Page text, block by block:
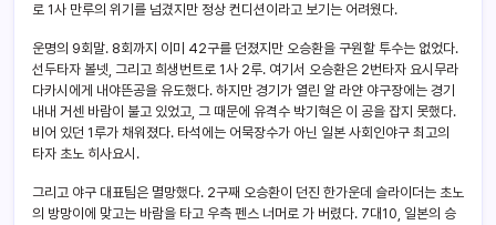
로 1사 만루의 위기를 넘겼지만 정상 컨디션이라고 보기는 어려웠다.
운명의 9회말. 8회까지 이미 42구를 던졌지만 오승환을 구원할 투수는 없었다.
선두타자 볼넷, 그리고 희생번트로 1사 2루. 여기서 오승환은 2번타자 요시무라
다카시에게 내야뜬공을 유도했다. 하지만 경기가 열린 알 라얀 야구장에는 경기
내내 거센 바람이 불고 있었고, 그 때문에 유격수 박기혁은 이 공을 잡지 못했다.
비어 있던 1루가 채워졌다. 타석에는 어묵장수가 아닌 일본 사회인야구 최고의
타자 초노 히사요시.
그리고 야구 대표팀은 멸망했다. 2구째 오승환이 던진 한가운데 슬라이더는 초노
의 방망이에 맞고는 바람을 타고 우측 펜스 너머로 가 버렸다. 7대10, 일본의 승